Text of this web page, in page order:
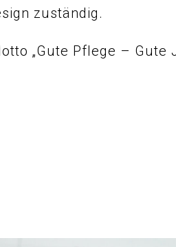
zuständig.
„Gute Pflege – Gute